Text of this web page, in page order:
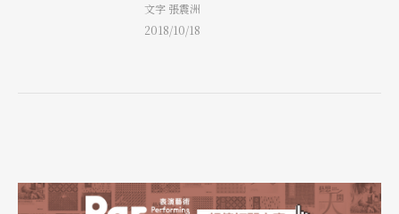
文字 張震洲
2018/10/18